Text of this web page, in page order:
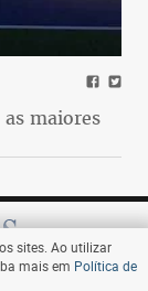
maiores
sites. Ao utilizar
mais em Política de